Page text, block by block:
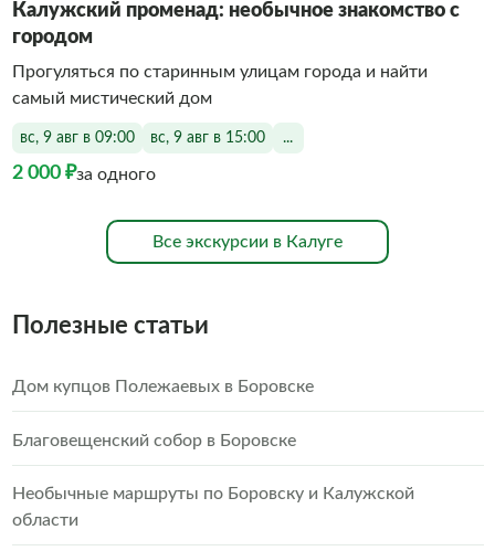
Калужский променад: необычное знакомство с
городом
Прогуляться по старинным улицам города и найти
самый мистический дом
вс, 9 авг в 09:00 вс, 9 авг в 15:00 ...
2 000 ₽за одного
Все экскурсии в Калуге
Полезные статьи
Дом купцов Полежаевых в Боровске
Благовещенский собор в Боровске
Необычные маршруты по Боровску и Калужской
области